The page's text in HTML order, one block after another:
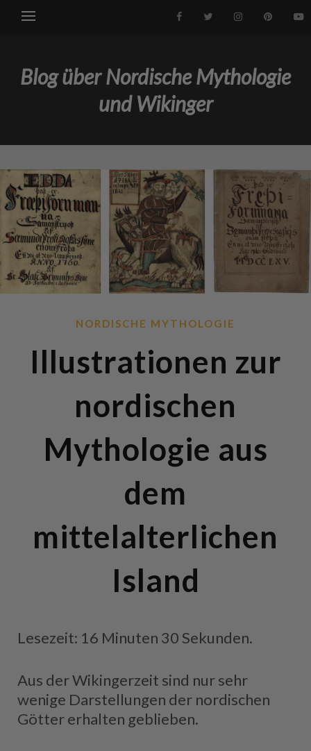
Blog über Nordische Mythologie
und Wikinger
NORDISCHE MYTHOLOGIE
Illustrationen zur
nordischen
Mythologie aus
dem
mittelalterlichen
Island
Lesezeit: 16 Minuten 30 Sekunden.
Aus der Wikingerzeit sind nur sehr
wenige Darstellungen der nordischen
Götter erhalten geblieben.